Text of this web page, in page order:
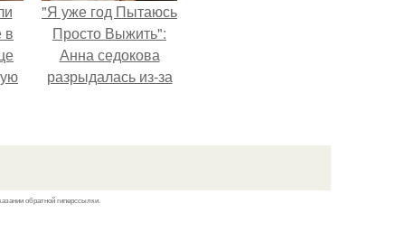
в
"Я уже год Пытаюсь
Просто Выжить":
Анна седокова
разрыдалась из-за
обратной гиперссылки.